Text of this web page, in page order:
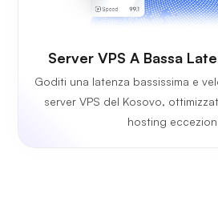
Server VPS A Bassa
Goditi una latenza bassissima e
server VPS del Kosovo,
hosting